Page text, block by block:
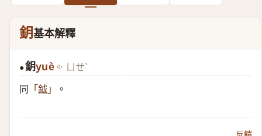
鈅基本解釋
●鈅yuè ㄩㄝˋ
同 「 鉞 」 。